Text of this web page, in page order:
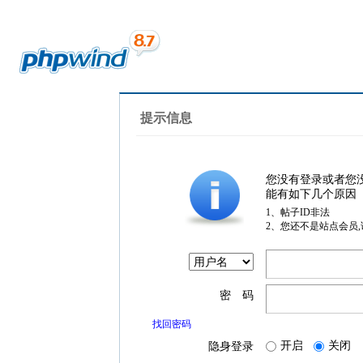
提示信息
您没有登录或者您
能有如下几个原因
1、帖子ID非法
2、您还不是站点会员
密 码
找回密码
隐身登录 开启 关闭